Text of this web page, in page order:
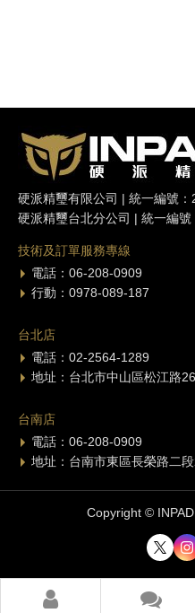
硬派精璽有限公司 | 統一編號
硬派精璽台北分公司 | 統一編
技術及訂單服務專線
電話：06-208-0909
行動：0978-089-187
台北店
電話：02-2564-1289
地址：台北市中山區松江路
台南店
電話：06-208-0909
地址：台南市東區長榮路二
Copyright ©